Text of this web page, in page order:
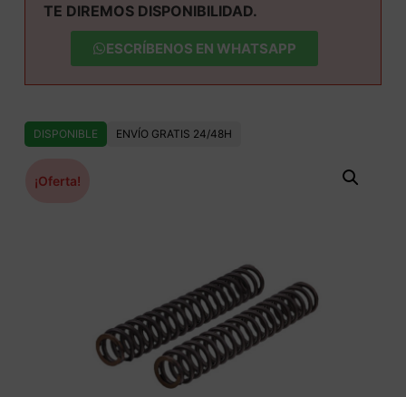
TE DIREMOS DISPONIBILIDAD.
ESCRÍBENOS EN WHATSAPP
DISPONIBLE ENVÍO GRATIS 24/48H
¡Oferta!